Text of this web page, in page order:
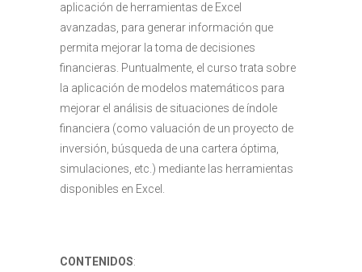
aplicación de herramientas de Excel
avanzadas, para generar información que
permita mejorar la toma de decisiones
financieras. Puntualmente, el curso trata sobre
la aplicación de modelos matemáticos para
mejorar el análisis de situaciones de índole
financiera (como valuación de un proyecto de
inversión, búsqueda de una cartera óptima,
simulaciones, etc.) mediante las herramientas
disponibles en Excel.
CONTENIDOS: